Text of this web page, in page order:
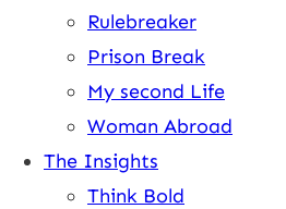
Rulebreaker
Prison Break
My second Life
Woman Abroad
The Insights
Think Bold